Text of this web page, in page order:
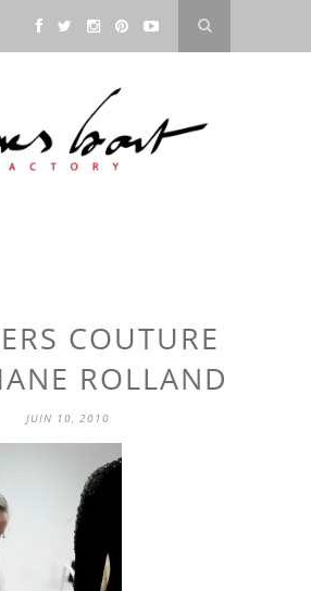
COUTURE
ROLLAND
JUIN 10, 2010